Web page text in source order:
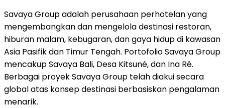
Savaya Group adalah perusahaan perhotelan yang
mengembangkan dan mengelola destinasi restoran,
hiburan malam, kebugaran, dan gaya hidup di kawasan
Asia Pasifik dan Timur Tengah. Portofolio Savaya Group
mencakup Savaya Bali, Desa Kitsuné, dan Ina Ré.
Berbagai proyek Savaya Group telah diakui secara
global atas konsep destinasi berbasiskan pengalaman
menarik.